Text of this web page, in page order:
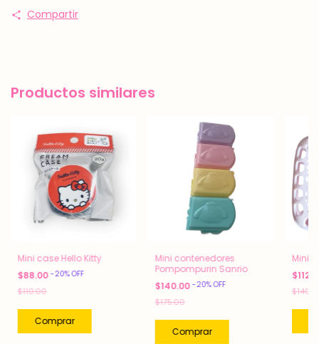
Compartir
Productos similares
Mini case Hello Kitty
$88.00 -20%OFF
$110.00
Mini contenedores
Pompompurin Sanrio
$140.00 -20%OFF
$175.00
Mini